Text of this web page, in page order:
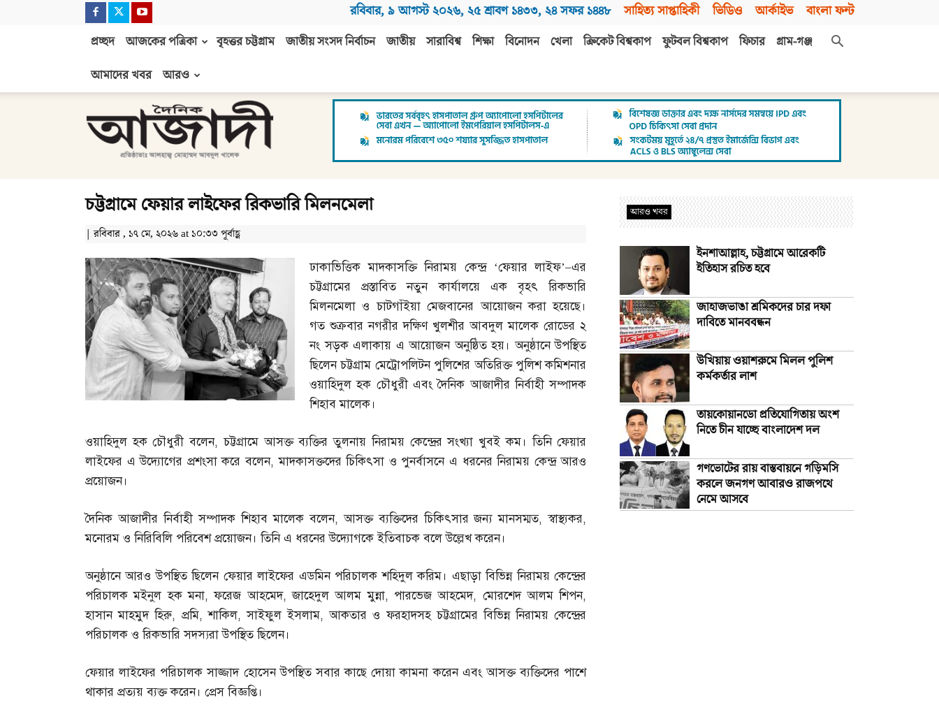
রবিবার, ৯ আগস্ট ২০২৬, ২৫ শ্রাবণ ১৪৩৩, ২৪ সফর ১৪৪৮ সাহিত্য সাপ্তাহিকী ভিডিও আর্কাইভ বাংলা ফন্ট
প্রচ্ছদ আজকের পত্রিকা বৃহত্তর চট্টগ্রাম জাতীয় সংসদ নির্বাচন জাতীয় সারাবিশ্ব শিক্ষা বিনোদন খেলা ক্রিকেট বিশ্বকাপ ফুটবল বিশ্বকাপ ফিচার
গ্রাম-গঞ্জ
আমাদের খবর
আরও
আজাদী
চট্টগ্রামে ফেয়ার লাইফের রিকভারি মিলনমেলা
| রবিবার , ১৭ মে, ২০২৬ at ১০:৩৩ পূর্বাহ্ণ
ঢাকাভিত্তিক মাদকাসক্তি নিরাময় কেন্দ্র ‘ফেয়ার লাইফ’–এর
চট্টগ্রামের প্রস্তাবিত নতুন কার্যালয়ে এক বৃহৎ রিকভারি
মিলনমেলা ও চাটগাঁইয়া মেজবানের আয়োজন করা হয়েছে।
গত শুক্রবার নগরীর দক্ষিণ খুলশীর আবদুল মালেক রোডের ২
নং সড়ক এলাকায় এ আয়োজন অনুষ্ঠিত হয়। অনুষ্ঠানে উপস্থিত
ছিলেন চট্টগ্রাম মেট্রোপলিটন পুলিশের অতিরিক্ত পুলিশ কমিশনার
ওয়াহিদুল হক চৌধুরী এবং দৈনিক আজাদীর নির্বাহী সম্পাদক
শিহাব মালেক।
ওয়াহিদুল হক চৌধুরী বলেন,চট্টগ্রামে আসক্ত ব্যক্তির তুলনায় নিরাময় কেন্দ্রের সংখ্যা খুবই কম। তিনি ফেয়ার
লাইফের এ উদ্যোগের প্রশংসা করে বলেন,মাদকাসক্তদের চিকিৎসা ও পুনর্বাসনে এ ধরনের নিরাময় কেন্দ্র আরও
প্রয়োজন।
দৈনিক আজাদীর নির্বাহী সম্পাদক শিহাব মালেক বলেন,আসক্ত ব্যক্তিদের চিকিৎসার জন্য মানসম্মত,স্বাস্থ্যকর,
মনোরম ও নিরিবিলি পরিবেশ প্রয়োজন। তিনি এ ধরনের উদ্যোগকে ইতিবাচক বলে উল্লেখ করেন।
অনুষ্ঠানে আরও উপস্থিত ছিলেন ফেয়ার লাইফের এডমিন পরিচালক শহিদুল করিম। এছাড়া বিভিন্ন নিরাময় কেন্দ্রের
পরিচালক মইনুল হক মনা,ফরেজ আহমেদ,জাহেদুল আলম মুন্না, পারভেজ আহমেদ, মোরশেদ আলম শিপন,
হাসান মাহমুদ হিরু, প্রমি,শাকিল,সাইফুল ইসলাম,আকতার ও ফরহাদসহ চট্টগ্রামের বিভিন্ন নিরাময় কেন্দ্রের
পরিচালক ও রিকভারি সদস্যরা উপস্থিত ছিলেন।
ফেয়ার লাইফের পরিচালক সাজ্জাদ হোসেন উপস্থিত সবার কাছে দোয়া কামনা করেন এবং আসক্ত ব্যক্তিদের পাশে
থাকার প্রত্যয় ব্যক্ত করেন। প্রেস বিজ্ঞপ্তি।
আরও খবর
ইনশাআল্লাহ, চট্টগ্রামে আরেকটি
ইতিহাস রচিত হবে
জাহাজভাঙা শ্রমিকদের চার দফা
দাবিতে মানববন্ধন
উখিয়ায় ওয়াশরুমে মিলল পুলিশ
কর্মকর্তার লাশ
তায়কোয়ানডো প্রতিযোগিতায় অংশ
নিতে চীন যাচ্ছে বাংলাদেশ দল
গণভোটের রায় বাস্তবায়নে গড়িমসি
করলে জনগণ আবারও রাজপথে
নেমে আসবে